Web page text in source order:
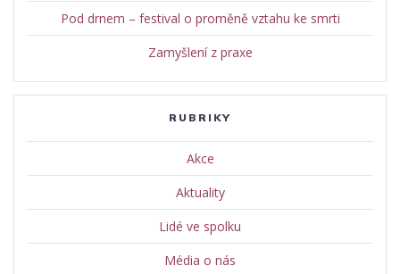
Pod drnem – festival o proměně vztahu ke smrti
Zamyšlení z praxe
RUBRIKY
Akce
Aktuality
Lidé ve spolku
Média o nás